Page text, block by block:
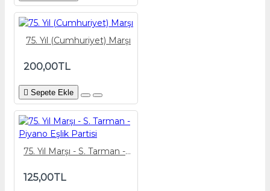
75. Yıl (Cumhuriyet) Marşı
200,00TL
Sepete Ekle
75. Yıl Marşı - S. Tarman - Piyano Eşlik Partisi
125,00TL